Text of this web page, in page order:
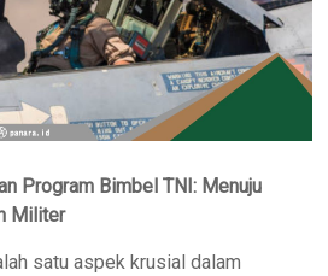
Program Bimbel TNI: Menuju
Militer
satu aspek krusial dalam